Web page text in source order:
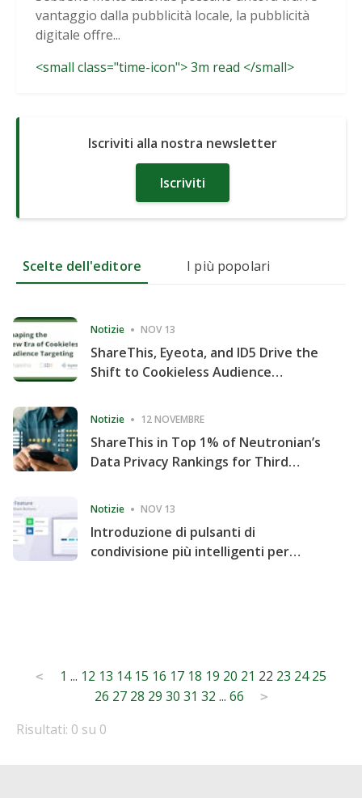
vantaggio dalla pubblicità locale, la pubblicità
digitale offre...
<small class="time-icon"> 3m read </small>
Iscriviti alla nostra newsletter
Iscriviti
Scelte dell'editore I più popolari
Notizie NOV 13
ShareThis, Eyeota, and ID5 Drive the
Shift to Cookieless Audience
Notizie 12 NOVEMBRE
ShareThis in Top 1% of Neutronian’s
Data Privacy Rankings for Third
Notizie NOV 13
Introduzione di pulsanti di
condivisione più intelligenti per
Posts
pagination
< 1 ... 12 13 14 15 16 17 18 19 20 21 22 23 24 25
26 27 28 29 30 31 32 ... 66 >
Risultati: 0 su 0